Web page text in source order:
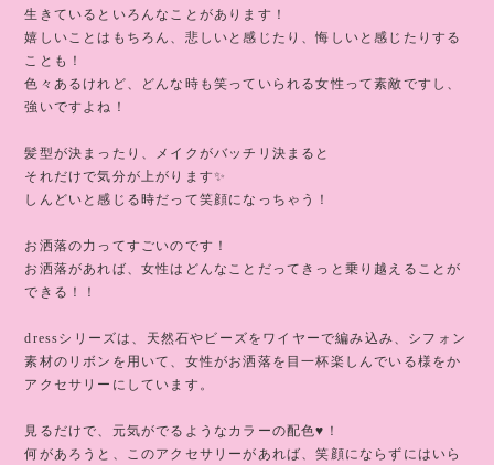
生きているといろんなことがあります！
嬉しいことはもちろん、悲しいと感じたり、悔しいと感じたりする
ことも！
色々あるけれど、どんな時も笑っていられる女性って素敵ですし、
強いですよね！
髪型が決まったり、メイクがバッチリ決まると
それだけで気分が上がります✨
しんどいと感じる時だって笑顔になっちゃう！
お洒落の力ってすごいのです！
お洒落があれば、女性はどんなことだってきっと乗り越えることが
できる！！
dressシリーズは、天然石やビーズをワイヤーで編み込み、シフォン
素材のリボンを用いて、女性がお洒落を目一杯楽しんでいる様をか
アクセサリーにしています。
見るだけで、元気がでるようなカラーの配色♥️！
何があろうと、このアクセサリーがあれば、笑顔にならずにはいら